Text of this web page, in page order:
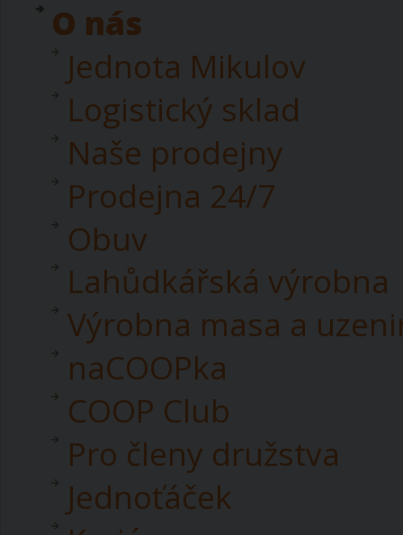
O nás
Jednota Mikulov
Logistický sklad
Naše prodejny
Prodejna 24/7
Obuv
Lahůdkářská výrobna
Výrobna masa a
naCOOPka
COOP Club
Pro členy družstva
Jednoťáček